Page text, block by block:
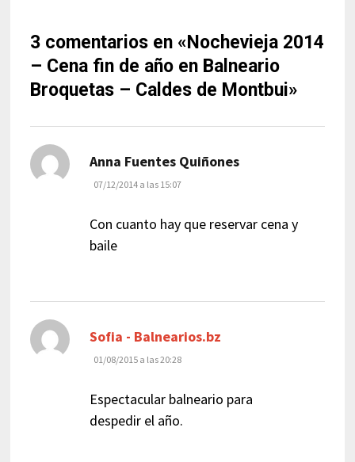
3 comentarios en «Nochevieja 2014
– Cena fin de año en Balneario
Broquetas – Caldes de Montbui»
Anna Fuentes Quiñonesdice:
07/12/2014 a las 15:07
Con cuanto hay que reservar cena y
baile
Sofia - Balnearios.bz
01/08/2015 a las 20:28
Espectacular balneario para
despedir el año.